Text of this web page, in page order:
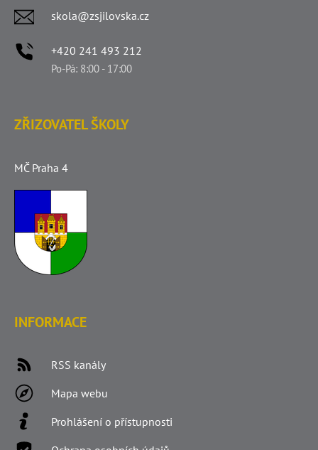
skola@zsjilovska.cz
+420 241 493 212
Po-Pá: 8:00 - 17:00
ZŘIZOVATEL ŠKOLY
MČ Praha 4
INFORMACE
RSS kanály
Mapa webu
Prohlášení o přístupnosti